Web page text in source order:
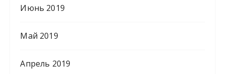
Июнь 2019
Май 2019
Апрель 2019